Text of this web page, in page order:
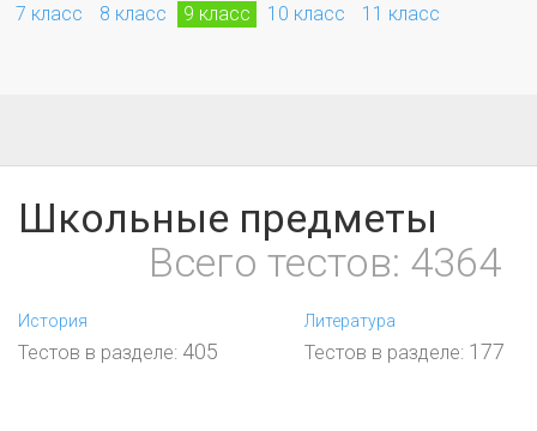
7 класс
8 класс 9 класс 10 класс 11 класс
Школьные предметы
Всего тестов: 4364
История
Тестов в разделе: 405
Литература
Тестов в разделе: 177